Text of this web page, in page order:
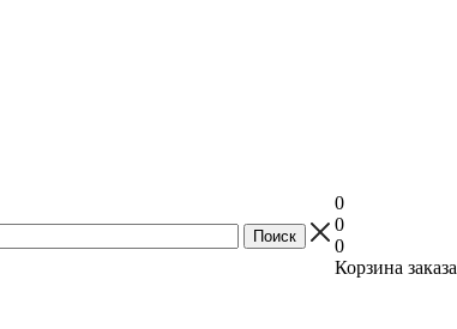
0
0
0
Корзина заказа